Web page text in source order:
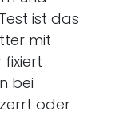
ist das
mit
fixiert
bei
oder